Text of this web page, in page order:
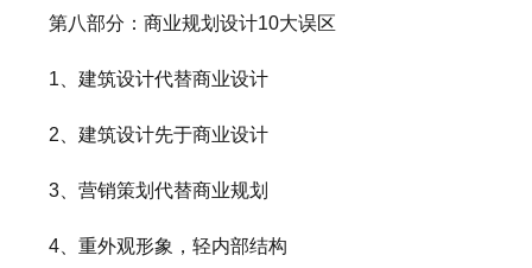
第八部分：商业规划设计10大误区
1、建筑设计代替商业设计
2、建筑设计先于商业设计
3、营销策划代替商业规划
4、重外观形象，轻内部结构